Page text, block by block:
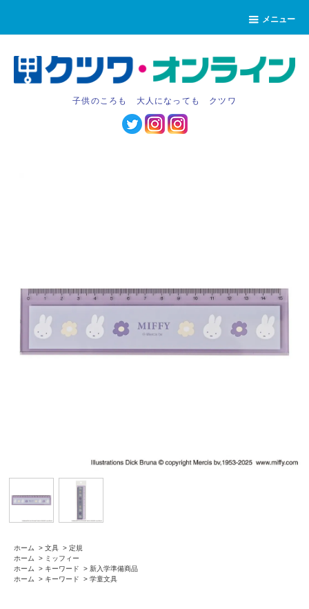
メニュー
子供のころも 大人になっても クツワ
ホーム > 文具 > 定規
ホーム
> ミッフィー
ホーム
> キーワード > 新入学準備商品
ホーム
> キーワード > 学童文具